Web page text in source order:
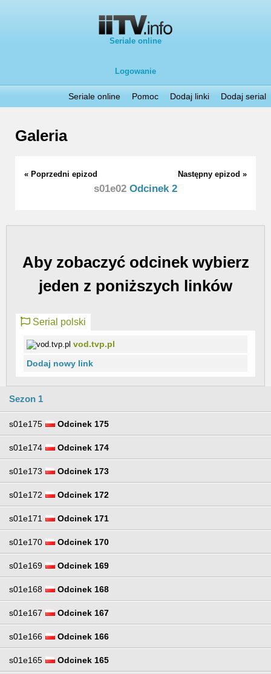
Seriale online
Logowanie
Seriale online Pomoc Dodaj linki Dodaj serial
Galeria
« Poprzedni epizod Następny epizod »
s01e02 Odcinek 2
Aby zobaczyć odcinek wybierz
jeden z poniższych linków
Serial polski
vod.tvp.pl
Dodaj nowy link
Sezon 1
s01e175 Odcinek 175
s01e174 Odcinek 174
s01e173 Odcinek 173
s01e172 Odcinek 172
s01e171 Odcinek 171
s01e170 Odcinek 170
s01e169 Odcinek 169
s01e168 Odcinek 168
s01e167 Odcinek 167
s01e166 Odcinek 166
s01e165 Odcinek 165